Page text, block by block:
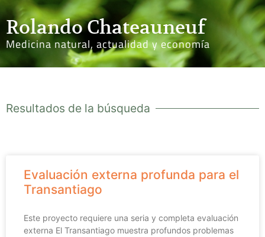
Rolando Chateauneuf
Medicina natural, actualidad y economía
Resultados de la búsqueda
Evaluación externa profunda para el
Transantiago
Este proyecto requiere una seria y completa evaluación
externa El Transantiago muestra profundos problemas